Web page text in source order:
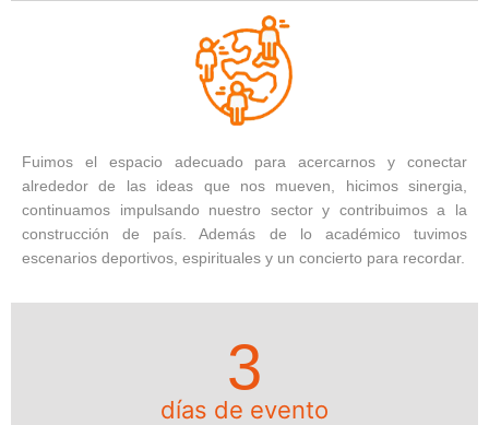
Fuimos el espacio adecuado para acercarnos y conectar
alrededor de las ideas que nos mueven, hicimos sinergia,
continuamos impulsando nuestro sector y contribuimos a la
construcción de país. Además de lo académico tuvimos
escenarios deportivos, espirituales y un concierto para recordar.
días de evento
3